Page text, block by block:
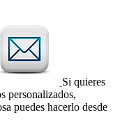
Si quieres
personalizados,
puedes hacerlo desde